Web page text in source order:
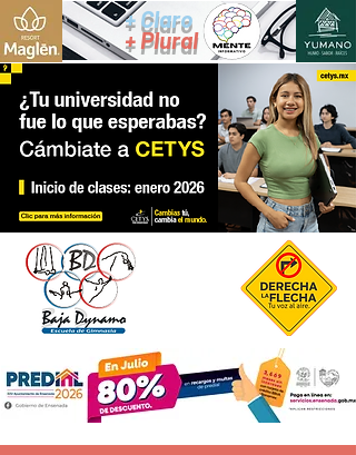
+ Claro
+ Plural